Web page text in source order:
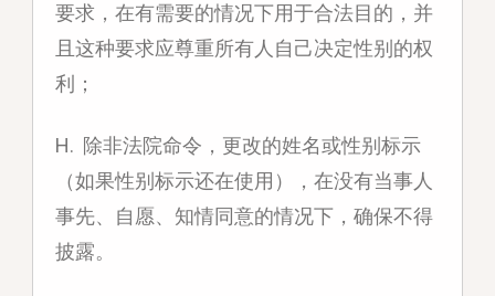
要求，在有需要的情况下用于合法目的，并
且这种要求应尊重所有人自己决定性别的权
利；
H. 除非法院命令，更改的姓名或性别标示
（如果性别标示还在使用），在没有当事人
事先、自愿、知情同意的情况下，确保不得
披露。